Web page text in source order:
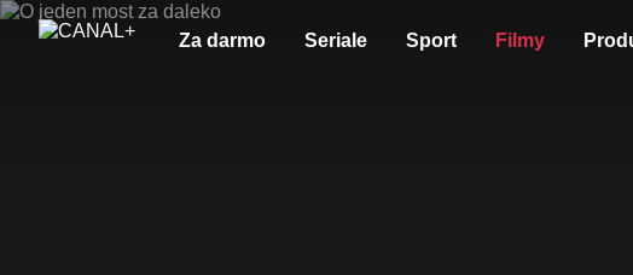
Za darmo Seriale Sport Filmy